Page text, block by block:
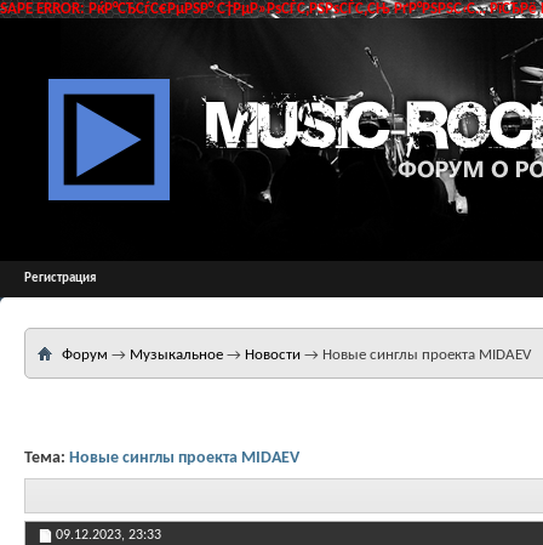
SAPE ERROR: РќР°СЂСѓС€РµРЅР° С†РµР»РѕСЃС‚РЅРѕСЃС‚СЊ РґР°РЅРЅС‹С…
Регистрация
Форум → Музыкальное → Новости → Новые синглы проекта MIDAEV
Тема: Новые синглы проекта MIDAEV
09.12.2023, 23:33